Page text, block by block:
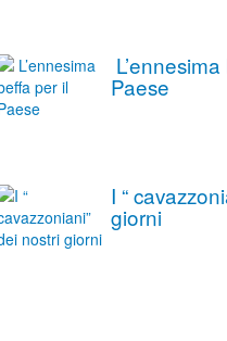
Paese
I “
giorni